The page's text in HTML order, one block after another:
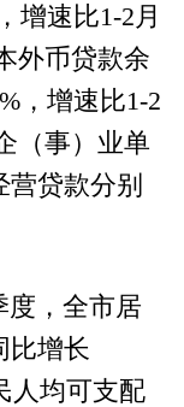
增速比1-2月
外币贷款余
，增速比1-2
（事）业单
贷款分别
， 全市居
比增长
人均可支配